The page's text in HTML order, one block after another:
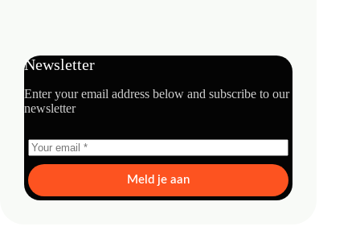
Newsletter
Enter your email address below and subscribe to our
newsletter
Meld je aan